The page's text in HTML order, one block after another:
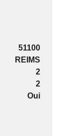
51100
REIMS
2
2
Oui